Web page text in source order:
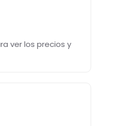
ver los precios y